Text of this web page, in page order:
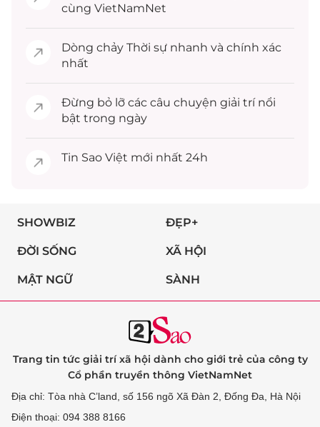
cùng VietNamNet
Dòng chảy Thời sự nhanh và chính xác
nhất
Đừng bỏ lỡ các câu chuyện giải trínổi
bật trong ngày
Tin Sao Việt mới nhất 24h
SHOWBIZ ĐẸP+
ĐỜI SỐNG XÃ HỘI
MẬT NGỮ SÀNH
Trang tin tức giải trí xã hội dành cho giới trẻ của công ty
Cổ phần truyền thông VietNamNet
Địa chỉ: Tòa nhà C’land, số 156 ngõ Xã Đàn 2, Đống Đa, Hà Nội
Điện thoại: 094 388 8166